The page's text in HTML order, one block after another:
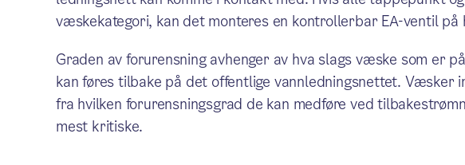
væskekategori, kan det monteres en kontrollerbar EA-ventil på
Graden av forurensning avhenger av hva slags væske som er
kan føres tilbake på det offentlige vannledningsnettet. Væsker
fra hvilken forurensningsgrad de kan medføre ved
mest kritiske.